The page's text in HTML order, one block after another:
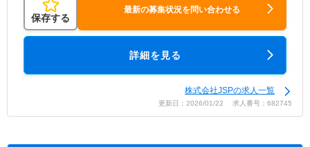
保存する
最新の募集状況を問い合わせる
詳細を見る
株式会社JSPの求人一覧
更新日：2026/01/22 求人番号：682745